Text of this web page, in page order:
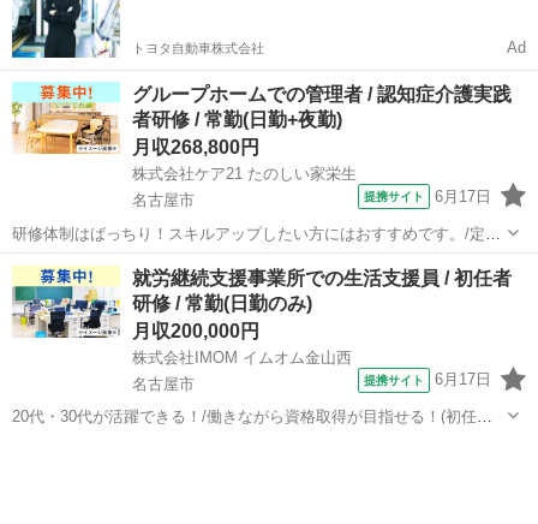
トヨタ自動車株式会社 Ad
グループホームでの管理者 / 認知症介護実践
者研修 / 常勤(日勤+夜勤)
月収268,800円
株式会社ケア21 たのしい家栄生
名古屋市
提携サイト 6月17日
研修体制はばっちり！スキルアップしたい方にはおすすめです。/定年
65歳以上 【施設名】 株式会社ケア21 たのしい家栄生 【勤務地】 愛知
県 名古屋市西区 【アクセス】 栄生駅から徒歩10分 栄生駅/東枇杷島
駅/亀島駅...
愛知 名古屋市 介護士
就労継続支援事業所での生活支援員 / 初任者
研修 / 常勤(日勤のみ)
月収200,000円
株式会社IMOM イムオム金山西
名古屋市
提携サイト 6月17日
20代・30代が活躍できる！/働きながら資格取得が目指せる！(初任者